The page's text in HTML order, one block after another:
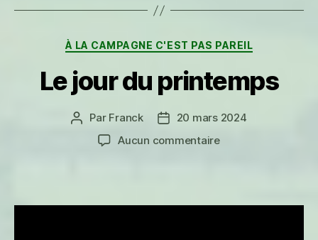
Catégories
À LA CAMPAGNE C'EST PAS PAREIL
Le jour du printemps
Auteur
l’article
Par Franck
Date20 mars 2024
Aucun commentairesur